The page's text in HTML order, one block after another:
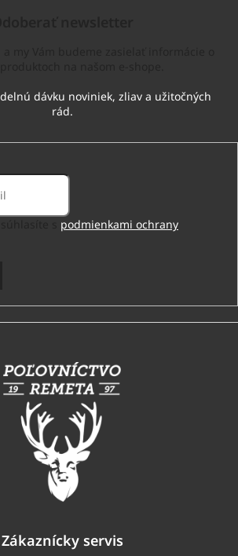
podmienkami ochrany
Zákaznícky servis